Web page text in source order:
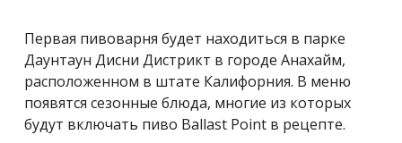
Первая пивоварня будет находиться в парке
Даунтаун Дисни Дистрикт в городе Анахайм,
расположенном в штате Калифорния. В меню
появятся сезонные блюда, многие из которых
будут включать пиво Ballast Point в рецепте.